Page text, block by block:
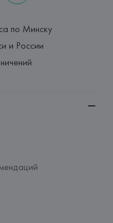
по Минску
и России